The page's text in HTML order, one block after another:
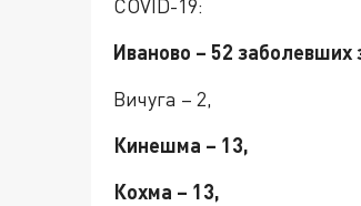
COVID-19:
Иваново – 52 заболевших
Вичуга – 2,
Кинешма – 13,
Кохма – 13,